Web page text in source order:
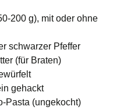
200 g), mit oder ohne
schwarzer Pfeffer
(für Braten)
gehackt
Pasta (ungekocht)